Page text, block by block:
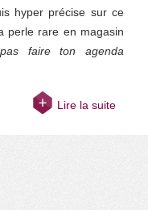
hyper précise sur ce
perle rare en magasin
faire ton agenda
Lire la suite